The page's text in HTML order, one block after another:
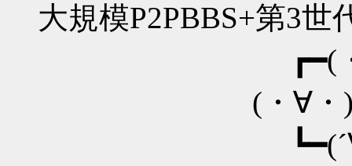
大規模P2PBBS+第3世
┏━(・∀
(・∀・
┗━(´∀｀